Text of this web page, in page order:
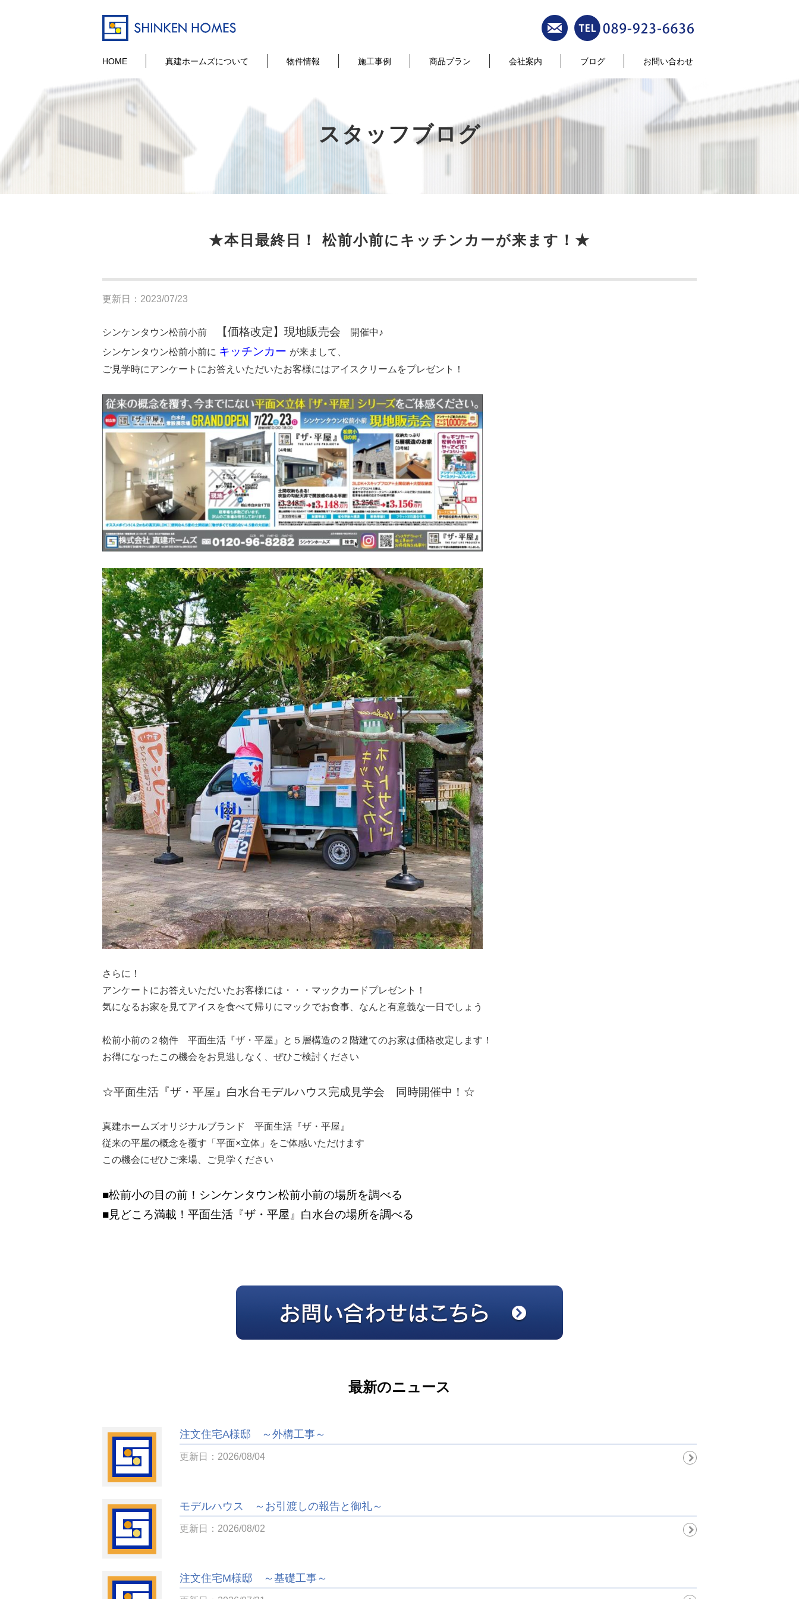
HOME 真建ホームズについて 物件情報 施工事例 商品プラン 会社案内 ブログ お問い合わせ
スタッフブログ
★本日最終日！ 松前小前にキッチンカーが来ます！★
更新日：2023/07/23
シンケンタウン松前小前 【価格改定】現地販売会 開催中♪
シンケンタウン松前小前に キッチンカー が来まして、
ご見学時にアンケートにお答えいただいたお客様にはアイスクリームをプレゼント！
さらに！
アンケートにお答えいただいたお客様には・・・マックカードプレゼント！
気になるお家を見てアイスを食べて帰りにマックでお食事、なんと有意義な一日でしょう
松前小前の２物件 平面生活『ザ・平屋』と５層構造の２階建てのお家は価格改定します！
お得になったこの機会をお見逃しなく、ぜひご検討ください
☆平面生活『ザ・平屋』白水台モデルハウス完成見学会 同時開催中！☆
真建ホームズオリジナルブランド 平面生活『ザ・平屋』
従来の平屋の概念を覆す「平面×立体」をご体感いただけます
この機会にぜひご来場、ご見学ください
■松前小の目の前！シンケンタウン松前小前の場所を調べる
■見どころ満載！平面生活『ザ・平屋』白水台の場所を調べる
最新のニュース
注文住宅A様邸 ～外構工事～
更新日：2026/08/04
モデルハウス ～お引渡しの報告と御礼～
更新日：2026/08/02
注文住宅M様邸 ～基礎工事～